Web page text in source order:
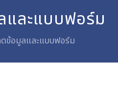
และแบบฟอร์ม
ข้อมูลและแบบฟอร์ม